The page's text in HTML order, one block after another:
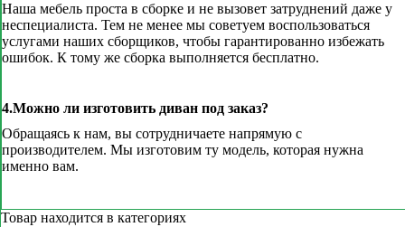
Наша мебель проста в сборке и не вызовет затруднений даже у
неспециалиста. Тем не менее мы советуем воспользоваться
услугами наших сборщиков, чтобы гарантированно избежать
ошибок. К тому же сборка выполняется бесплатно.
4.Можно ли изготовить диван под заказ?
Обращаясь к нам, вы сотрудничаете напрямую с
производителем. Мы изготовим ту модель, которая нужна
именно вам.
Товар находится в категориях